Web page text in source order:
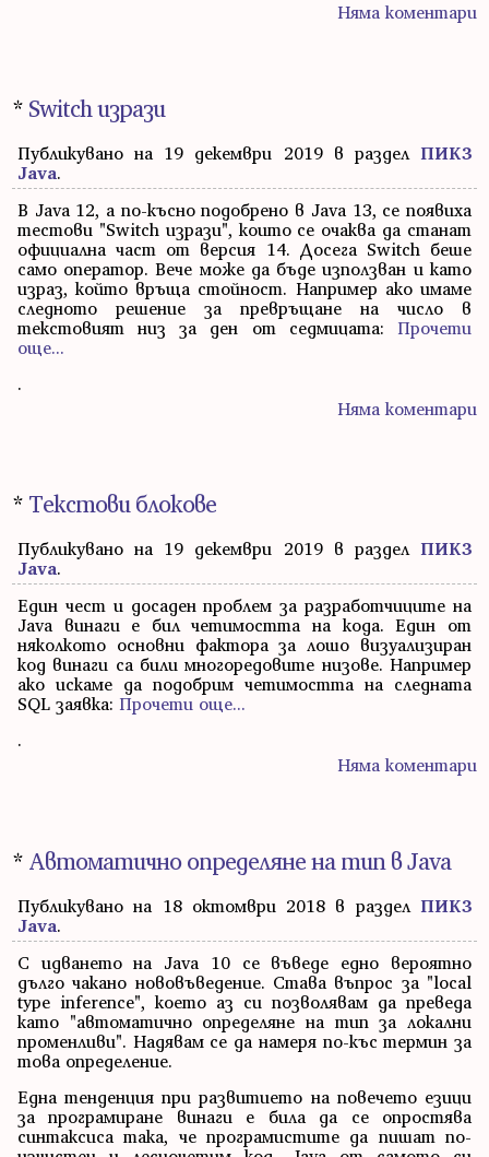
Няма коментари
* Switch изрази
Публикувано на 19 декември 2019 в раздел ПИК3
Java.
В Java 12, а по-късно подобрено в Java 13, се появиха
тестови "Switch изрази", които се очаква да станат
официална част от версия 14. Досега Switch беше
само оператор. Вече може да бъде използван и като
израз, който връща стойност. Например ако имаме
следното решение за превръщане на число в
текстовият низ за ден от седмицата: Прочети
още...
.
Няма коментари
* Текстови блокове
Публикувано на 19 декември 2019 в раздел ПИК3
Java.
Един чест и досаден проблем за разработчиците на
Java винаги е бил четимостта на кода. Един от
няколкото основни фактора за лошо визуализиран
код винаги са били многоредовите низове. Например
ако искаме да подобрим четимостта на следната
SQL заявка: Прочети още...
.
Няма коментари
* Автоматично определяне на тип в Java
Публикувано на 18 октомври 2018 в раздел ПИК3
Java.
С идването на Java 10 се въведе едно вероятно
дълго чакано нововъведение. Става въпрос за "local
type inference", което аз си позволявам да преведа
като "автоматично определяне на тип за локални
променливи". Надявам се да намеря по-къс термин за
това определение.
Една тенденция при развитието на повечето езици
за програмиране винаги е била да се опростява
синтаксиса така, че програмистите да пишат по-